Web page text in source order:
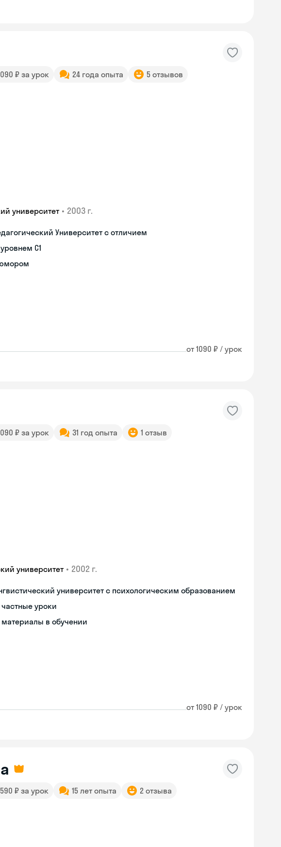
₽ за урок 24 года опыта 5 отзывов
университет • 2003 г.
Университет с отличием
C1
от 1090 ₽ / урок
₽ за урок 31 год опыта 1 отзыв
университет • 2002 г.
университет с психологическим образованием
уроки
в обучении
от 1090 ₽ / урок
₽ за урок 15 лет опыта 2 отзыва